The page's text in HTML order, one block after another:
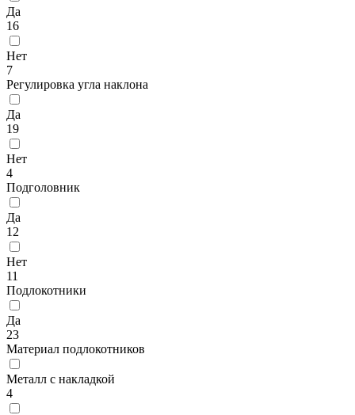
Да
16
Нет
7
Регулировка угла наклона
Да
19
Нет
4
Подголовник
Да
12
Нет
11
Подлокотники
Да
23
Материал подлокотников
Металл с накладкой
4